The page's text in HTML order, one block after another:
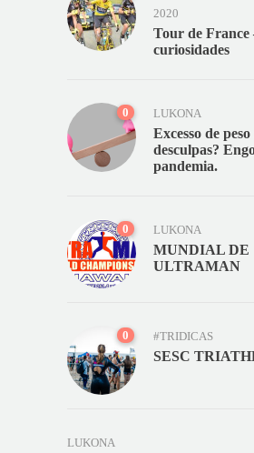
2020
Tour de France
curiosidades
0 LUKONA
Excesso de
desculpas?
pandemia.
0 LUKONA
MUNDIAL DE
ULTRAMAN
0 #TRIDICAS
SESC
LUKONA